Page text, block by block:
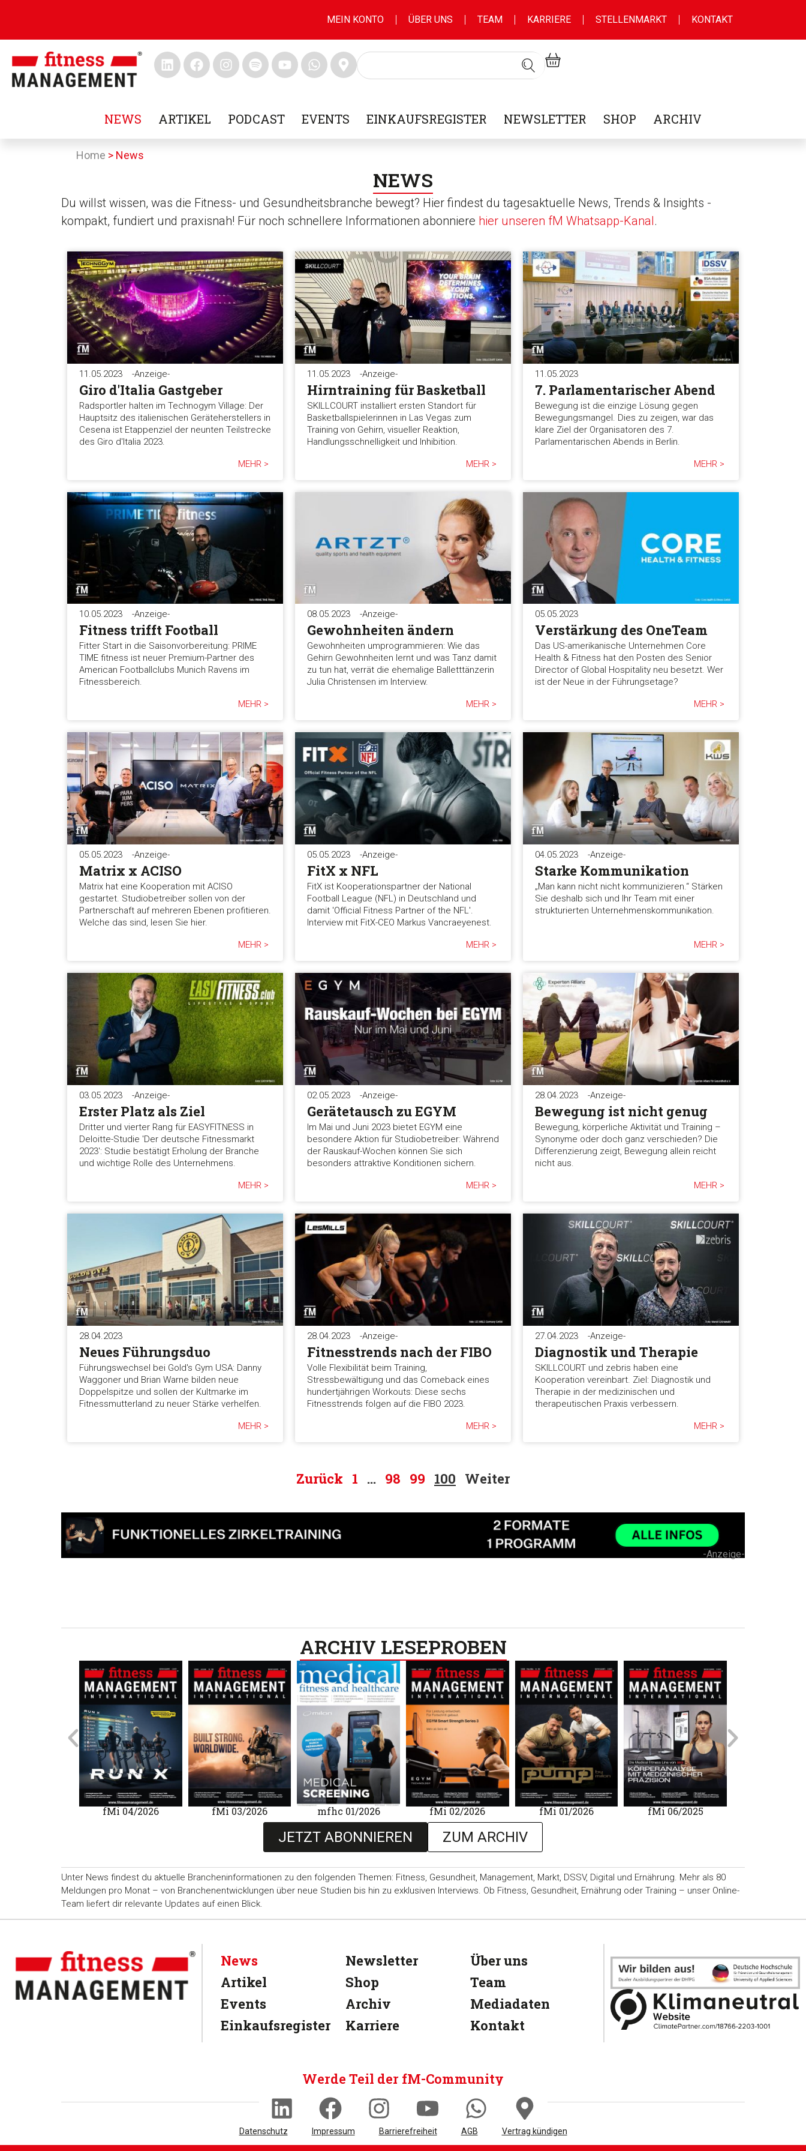
MEIN KONTO ÜBER UNS TEAM KARRIERE STELLENMARKT KONTAKT
NEWS ARTIKEL PODCAST EVENTS EINKAUFSREGISTER NEWSLETTER SHOP ARCHIV
Home > News
NEWS
Du willst wissen, was die Fitness- und Gesundheitsbranche bewegt? Hier findest du tagesaktuelle News, Trends & Insights -
kompakt, fundiert und praxisnah! Für noch schnellere Informationen abonniere hier unseren fM Whatsapp-Kanal.
11.05.2023 -Anzeige-
Giro d'Italia Gastgeber
Radsportler halten im Technogym Village: Der
Hauptsitz des italienischen Geräteherstellers in
Cesena ist Etappenziel der neunten Teilstrecke
des Giro d'Italia 2023.
MEHR >
11.05.2023 -Anzeige-
Hirntraining für Basketball
SKILLCOURT installiert ersten Standort für
Basketballspielerinnen in Las Vegas zum
Training von Gehirn, visueller Reaktion,
Handlungsschnelligkeit und Inhibition.
MEHR >
11.05.2023
7. Parlamentarischer Abend
Bewegung ist die einzige Lösung gegen
Bewegungsmangel. Dies zu zeigen, war das
klare Ziel der Organisatoren des 7.
Parlamentarischen Abends in Berlin.
MEHR >
10.05.2023 -Anzeige-
Fitness trifft Football
Fitter Start in die Saisonvorbereitung: PRIME
TIME fitness ist neuer Premium-Partner des
American Footballclubs Munich Ravens im
Fitnessbereich.
MEHR >
08.05.2023 -Anzeige-
Gewohnheiten ändern
Gewohnheiten umprogrammieren: Wie das
Gehirn Gewohnheiten lernt und was Tanz damit
zu tun hat, verrät die ehemalige Balletttänzerin
Julia Christensen im Interview.
MEHR >
05.05.2023
Verstärkung des OneTeam
Das US-amerikanische Unternehmen Core
Health & Fitness hat den Posten des Senior
Director of Global Hospitality neu besetzt. Wer
ist der Neue in der Führungsetage?
MEHR >
05.05.2023 -Anzeige-
Matrix x ACISO
Matrix hat eine Kooperation mit ACISO
gestartet. Studiobetreiber sollen von der
Partnerschaft auf mehreren Ebenen profitieren.
Welche das sind, lesen Sie hier.
MEHR >
05.05.2023 -Anzeige-
FitX x NFL
FitX ist Kooperationspartner der National
Football League (NFL) in Deutschland und
damit 'Official Fitness Partner of the NFL'.
Interview mit FitX-CEO Markus Vancraeyenest.
MEHR >
04.05.2023 -Anzeige-
Starke Kommunikation
„Man kann nicht nicht kommunizieren.“ Stärken
Sie deshalb sich und Ihr Team mit einer
strukturierten Unternehmenskommunikation.
MEHR >
03.05.2023 -Anzeige-
Erster Platz als Ziel
Dritter und vierter Rang für EASYFITNESS in
Deloitte-Studie 'Der deutsche Fitnessmarkt
2023': Studie bestätigt Erholung der Branche
und wichtige Rolle des Unternehmens.
MEHR >
02.05.2023 -Anzeige-
Gerätetausch zu EGYM
Im Mai und Juni 2023 bietet EGYM eine
besondere Aktion für Studiobetreiber: Während
der Rauskauf-Wochen können Sie sich
besonders attraktive Konditionen sichern.
MEHR >
28.04.2023 -Anzeige-
Bewegung ist nicht genug
Bewegung, körperliche Aktivität und Training –
Synonyme oder doch ganz verschieden? Die
Differenzierung zeigt, Bewegung allein reicht
nicht aus.
MEHR >
28.04.2023
Neues Führungsduo
Führungswechsel bei Gold's Gym USA: Danny
Waggoner und Brian Warne bilden neue
Doppelspitze und sollen der Kultmarke im
Fitnessmutterland zu neuer Stärke verhelfen.
MEHR >
28.04.2023 -Anzeige-
Fitnesstrends nach der FIBO
Volle Flexibilität beim Training,
Stressbewältigung und das Comeback eines
hundertjährigen Workouts: Diese sechs
Fitnesstrends folgen auf die FIBO 2023.
MEHR >
27.04.2023 -Anzeige-
Diagnostik und Therapie
SKILLCOURT und zebris haben eine
Kooperation vereinbart. Ziel: Diagnostik und
Therapie in der medizinischen und
therapeutischen Praxis verbessern.
MEHR >
Zurück 1 … 98 99 100 Weiter
-Anzeige-
ARCHIV LESEPROBEN​
fMi 04/2026 fMi 03/2026 mfhc 01/2026 fMi 02/2026 fMi 01/2026 fMi 06/2025
JETZT ABONNIEREN ZUM ARCHIV
Unter News findest du aktuelle Brancheninformationen zu den folgenden Themen: Fitness, Gesundheit, Management, Markt, DSSV, Digital und Ernährung. Mehr als 80
Meldungen pro Monat – von Branchenentwicklungen über neue Studien bis hin zu exklusiven Interviews. Ob Fitness, Gesundheit, Ernährung oder Training – unser Online-
Team liefert dir relevante Updates auf einen Blick.
News
Artikel
Events
Einkaufsregister
Newsletter
Shop
Archiv
Karriere
Über uns
Team
Mediadaten
Kontakt
Werde Teil der fM-Community
Datenschutz Impressum Barrierefreiheit AGB Vertrag kündigen